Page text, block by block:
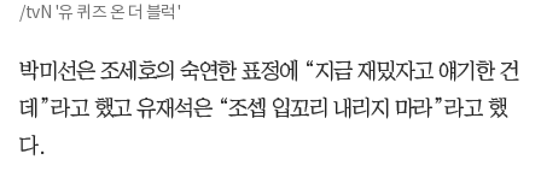
/tvN '유 퀴즈 온 더 블럭'
박미선은 조세호의 숙연한 표정에 “지금 재밌자고 얘기한 건
데”라고 했고 유재석은 “조셉 입꼬리 내리지 마라”라고 했
다.